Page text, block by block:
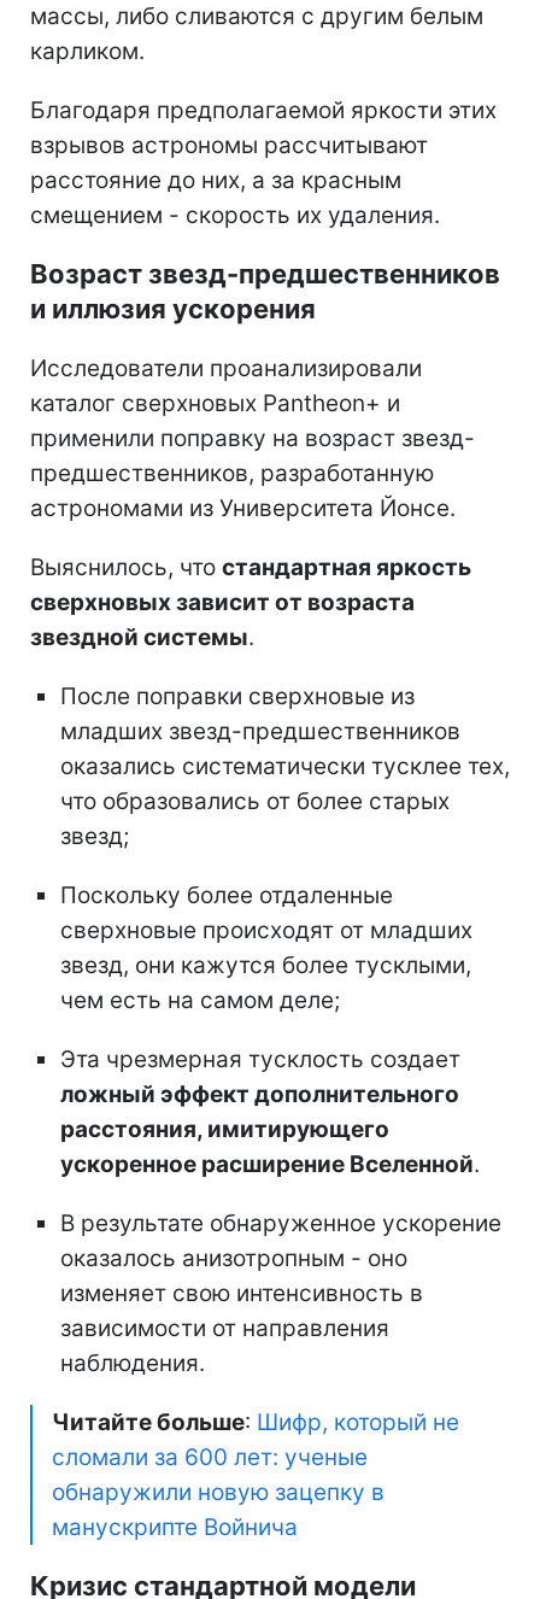
массы, либо сливаются с другим белым
карликом.
Благодаря предполагаемой яркости этих
взрывов астрономы рассчитывают
расстояние до них, а за красным
смещением - скорость их удаления.
Возраст звезд-предшественников
и иллюзия ускорения
Исследователи проанализировали
каталог сверхновых Pantheon+ и
применили поправку на возраст звезд-
предшественников, разработанную
астрономами из Университета Йонсе.
Выяснилось, что стандартная яркость
сверхновых зависит от возраста
звездной системы.
После поправки сверхновые из
младших звезд-предшественников
оказались систематически тусклее тех,
что образовались от более старых
звезд;
Поскольку более отдаленные
сверхновые происходят от младших
звезд, они кажутся более тусклыми,
чем есть на самом деле;
Эта чрезмерная тусклость создает
ложный эффект дополнительного
расстояния, имитирующего
ускоренное расширение Вселенной.
В результате обнаруженное ускорение
оказалось анизотропным - оно
изменяет свою интенсивность в
зависимости от направления
наблюдения.
Читайте больше: Шифр, который не
сломали за 600 лет: ученые
обнаружили новую зацепку в
манускрипте Войнича
Кризис стандартной модели